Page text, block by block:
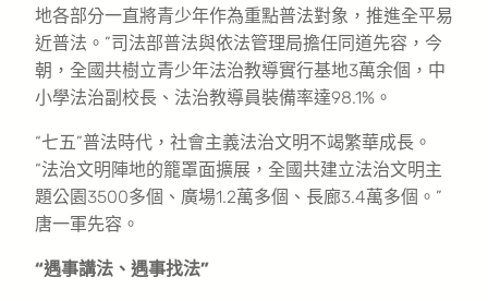
地各部分一直將青少年作為重點普法對象，推進全平易
近普法。”司法部普法與依法管理局擔任同道先容，今
朝，全國共樹立青少年法治教導實行基地3萬余個，中
小學法治副校長、法治教導員裝備率達98.1%。
“七五”普法時代，社會主義法治文明不竭繁華成長。
“法治文明陣地的籠罩面擴展，全國共建立法治文明主
題公園3500多個、廣場1.2萬多個、長廊3.4萬多個。”
唐一軍先容。
“遇事講法、遇事找法”